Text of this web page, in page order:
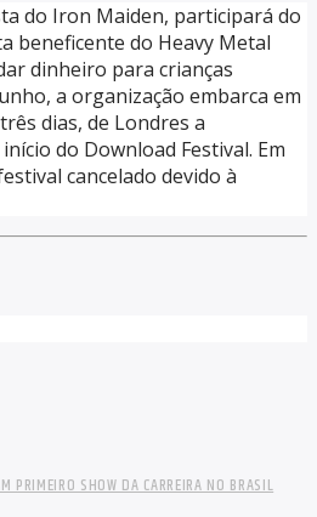
do Iron Maiden, participará do
beneficente do Heavy Metal
dinheiro para crianças
a organização embarca em
dias, de Londres a
do Download Festival. Em
cancelado devido à
PRIMEIRO SHOW DA CARREIRA NO BRASIL